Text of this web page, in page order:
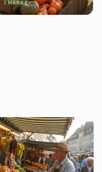
1 MARKT